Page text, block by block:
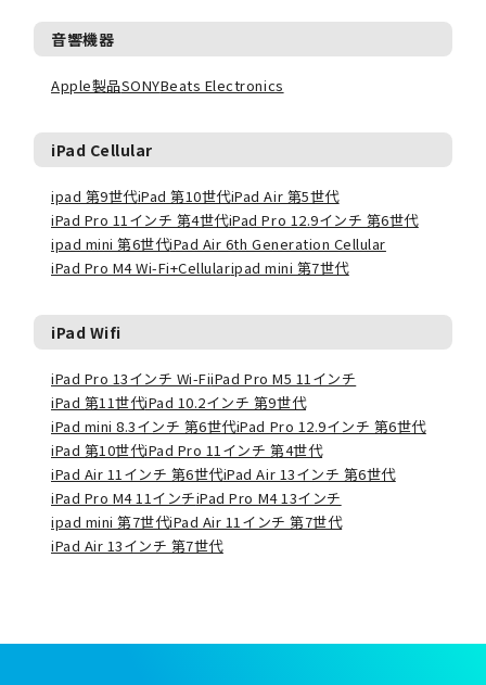
音響機器
Apple製品SONYBeats Electronics
iPad Cellular
ipad 第9世代iPad 第10世代iPad Air 第5世代
iPad Pro 11インチ 第4世代iPad Pro 12.9インチ 第6世代
ipad mini 第6世代iPad Air 6th Generation Cellular
iPad Pro M4 Wi-Fi+Cellularipad mini 第7世代
iPad Wifi
iPad Pro 13インチ Wi-FiiPad Pro M5 11インチ
iPad 第11世代iPad 10.2インチ 第9世代
iPad mini 8.3インチ 第6世代iPad Pro 12.9インチ 第6世代
iPad 第10世代iPad Pro 11インチ 第4世代
iPad Air 11インチ 第6世代iPad Air 13インチ 第6世代
iPad Pro M4 11インチiPad Pro M4 13インチ
ipad mini 第7世代iPad Air 11インチ 第7世代
iPad Air 13インチ 第7世代